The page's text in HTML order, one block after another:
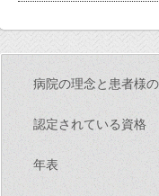
病院の理念と患者様の
認定されている資格
年表